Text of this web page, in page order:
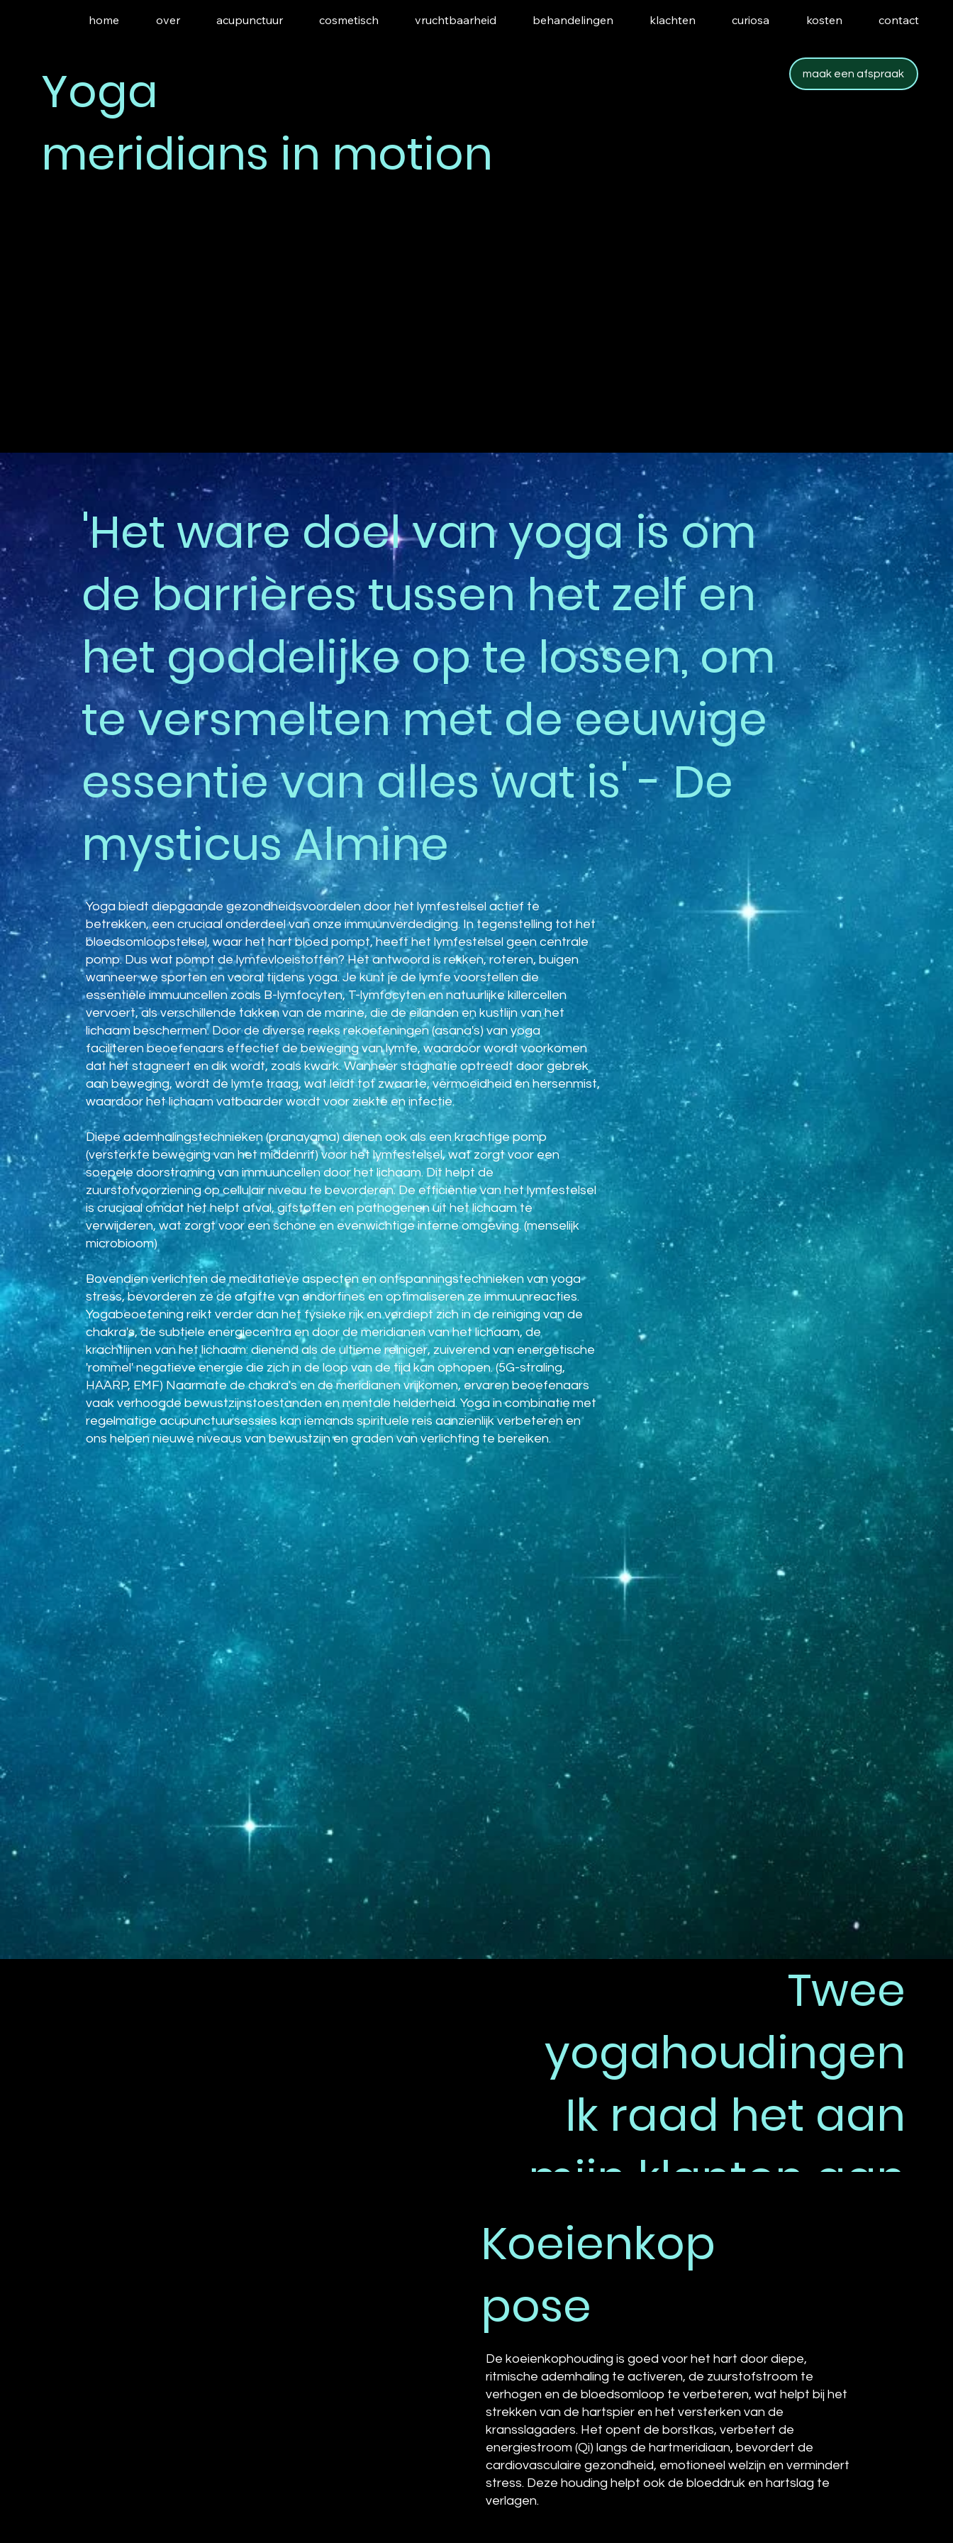
home over acupunctuur cosmetisch vruchtbaarheid behandelingen klachten curiosa kosten contact
maak een afspraak
Yoga
meridians in motion
Yoga biedt diepgaande gezondheidsvoordelen door het lymfestelsel actief te
betrekken, een cruciaal onderdeel van onze immuunverdediging. In tegenstelling tot het
bloedsomloopstelsel, waar het hart bloed pompt, heeft het lymfestelsel geen centrale
pomp. Dus wat pompt de lymfevloeistoffen? Het antwoord is rekken, roteren, buigen
wanneer we sporten en vooral tijdens yoga. Je kunt je de lymfe voorstellen die
essentiële immuuncellen zoals B-lymfocyten, T-lymfocyten en natuurlijke killercellen
vervoert, als verschillende takken van de marine, die de eilanden en kustlijn van het
lichaam beschermen. Door de diverse reeks rekoefeningen (asana's) van yoga
faciliteren beoefenaars effectief de beweging van lymfe, waardoor wordt voorkomen
dat het stagneert en dik wordt, zoals kwark. Wanneer stagnatie optreedt door gebrek
aan beweging, wordt de lymfe traag, wat leidt tot zwaarte, vermoeidheid en hersenmist,
waardoor het lichaam vatbaarder wordt voor ziekte en infectie.
Diepe ademhalingstechnieken (pranayama) dienen ook als een krachtige pomp
(versterkte beweging van het middenrif) voor het lymfestelsel, wat zorgt voor een
soepele doorstroming van immuuncellen door het lichaam. Dit helpt de
zuurstofvoorziening op cellulair niveau te bevorderen. De efficiëntie van het lymfestelsel
is cruciaal omdat het helpt afval, gifstoffen en pathogenen uit het lichaam te
verwijderen, wat zorgt voor een schone en evenwichtige interne omgeving. (menselijk
microbioom)
Bovendien verlichten de meditatieve aspecten en ontspanningstechnieken van yoga
stress, bevorderen ze de afgifte van endorfines en optimaliseren ze immuunreacties.
Yogabeoefening reikt verder dan het fysieke rijk en verdiept zich in de reiniging van de
chakra's, de subtiele energiecentra en door de meridianen van het lichaam, de
krachtlijnen van het lichaam: dienend als de ultieme reiniger, zuiverend van energetische
'rommel' negatieve energie die zich in de loop van de tijd kan ophopen. (5G-straling,
HAARP, EMF) Naarmate de chakra's en de meridianen vrijkomen, ervaren beoefenaars
vaak verhoogde bewustzijnstoestanden en mentale helderheid. Yoga in combinatie met
regelmatige acupunctuursessies kan iemands spirituele reis aanzienlijk verbeteren en
ons helpen nieuwe niveaus van bewustzijn en graden van verlichting te bereiken.
'Het ware doel van yoga is om
de barrières tussen het zelf en
het goddelijke op te lossen, om
te versmelten met de eeuwige
essentie van alles wat is' - De
mysticus Almine
Twee
yogahoudingen
Ik raad het aan
mijn klanten aan
Koeienkop
pose
De koeienkophouding is goed voor het hart door diepe,
ritmische ademhaling te activeren, de zuurstofstroom te
verhogen en de bloedsomloop te verbeteren, wat helpt bij het
strekken van de hartspier en het versterken van de
kransslagaders. Het opent de borstkas, verbetert de
energiestroom (Qi) langs de hartmeridiaan, bevordert de
cardiovasculaire gezondheid, emotioneel welzijn en vermindert
stress. Deze houding helpt ook de bloeddruk en hartslag te
verlagen.